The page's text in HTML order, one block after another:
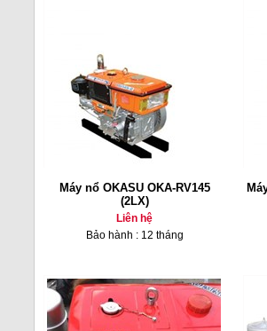
Máy nổ OKASU OKA-RV145
(2LX)
Liên hệ
Bảo hành : 12 tháng